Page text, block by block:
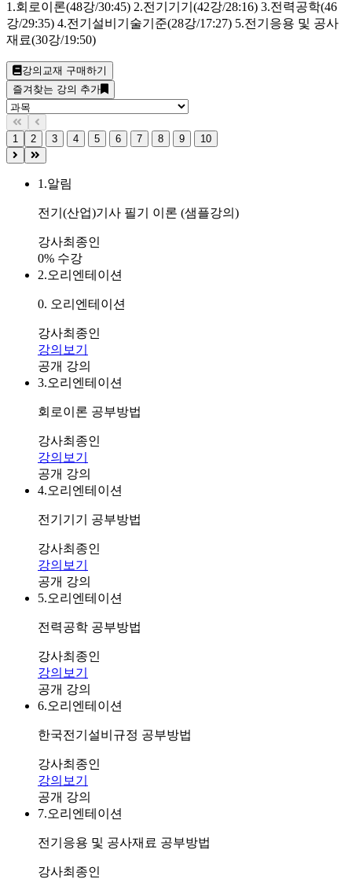
1.회로이론(48강/30:45) 2.전기기기(42강/28:16) 3.전력공학(46
강/29:35) 4.전기설비기술기준(28강/17:27) 5.전기응용 및 공사
재료(30강/19:50)
강의교재 구매하기
즐겨찾는 강의 추가
1 2 3 4 5 6 7 8 9 10
1.알림
전기(산업)기사 필기 이론 (샘플강의)
강사최종인
0% 수강
2.오리엔테이션
0. 오리엔테이션
강사최종인
강의보기
공개 강의
3.오리엔테이션
회로이론 공부방법
강사최종인
강의보기
공개 강의
4.오리엔테이션
전기기기 공부방법
강사최종인
강의보기
공개 강의
5.오리엔테이션
전력공학 공부방법
강사최종인
강의보기
공개 강의
6.오리엔테이션
한국전기설비규정 공부방법
강사최종인
강의보기
공개 강의
7.오리엔테이션
전기응용 및 공사재료 공부방법
강사최종인